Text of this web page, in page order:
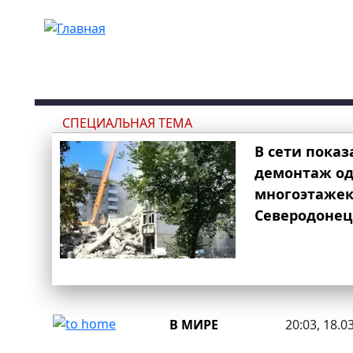
СПЕЦИАЛЬНАЯ ТЕМА
В сети
демонтаж
В МИРЕ 20:03,